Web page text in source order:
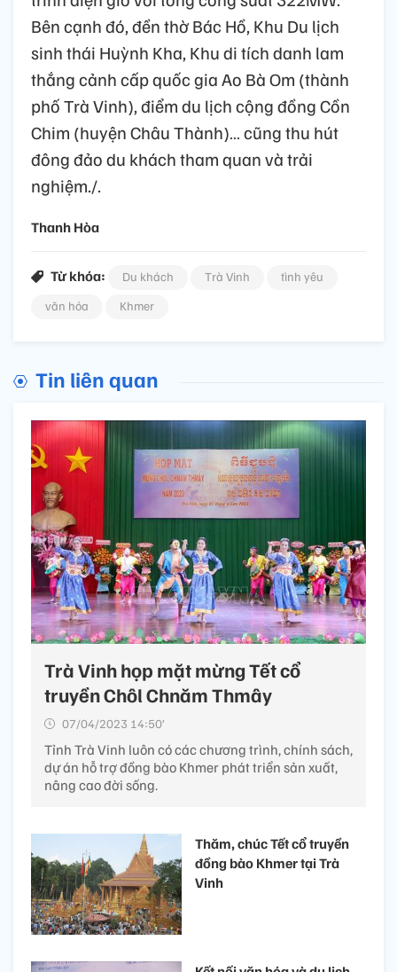
Bên cạnh đó, đền thờ Bác Hồ, Khu Du lịch
sinh thái Huỳnh Kha, Khu di tích danh lam
thắng cảnh cấp quốc gia Ao Bà Om (thành
phố Trà Vinh), điểm du lịch cộng đồng Cồn
Chim (huyện Châu Thành)… cũng thu hút
đông đảo du khách tham quan và trải
nghiệm./.
Thanh Hòa
Từ khóa: Du khách Trà Vinh
tình yêu
văn hóa
Khmer
Tin liên quan
Trà Vinh họp mặt mừng Tết cổ
truyền Chôl Chnăm Thmây
07/04/2023 14:50’
Tỉnh Trà Vinh luôn có các chương trình, chính sách,
dự án hỗ trợ đồng bào Khmer phát triển sản xuất,
nâng cao đời sống.
Thăm, chúc Tết cổ truyền
đồng bào Khmer tại Trà
Vinh